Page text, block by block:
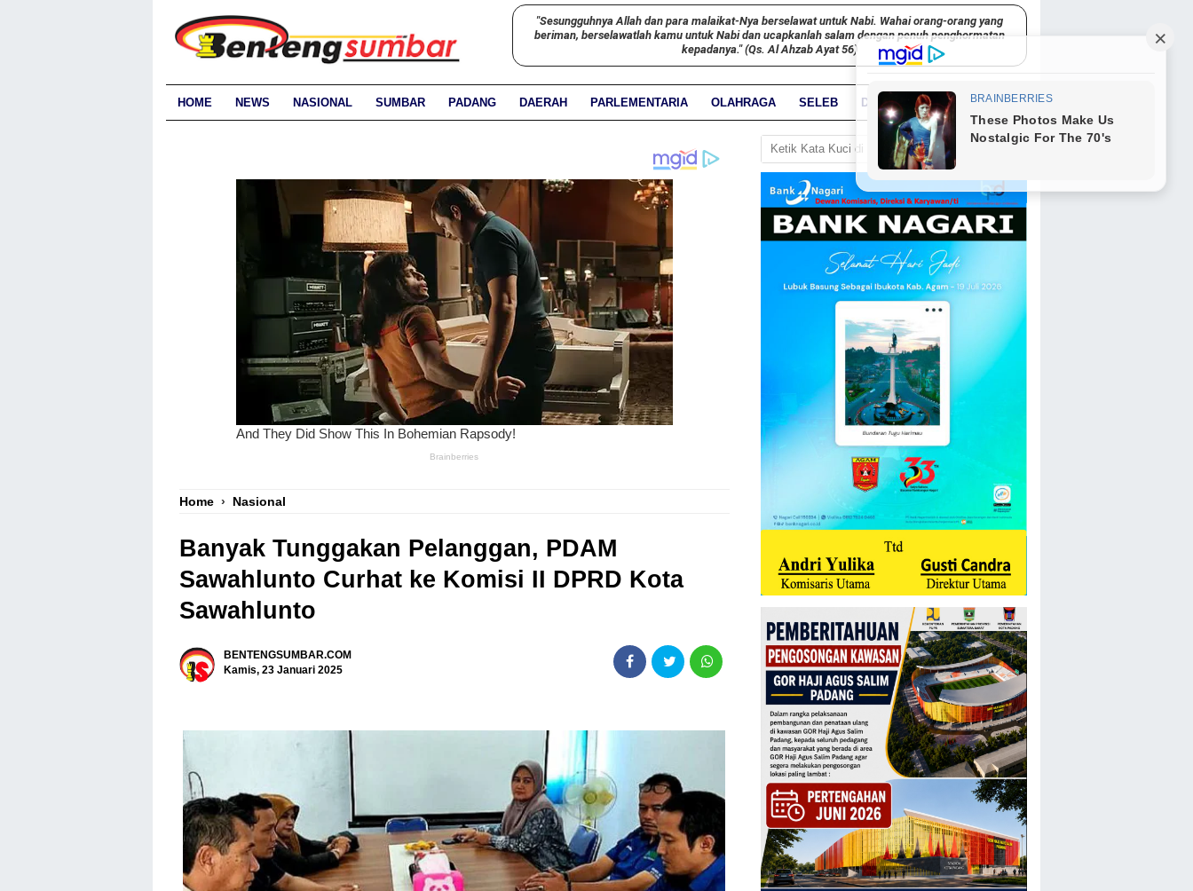
"Sesungguhnya Allah dan para malaikat-Nya berselawat untuk Nabi. Wahai orang-orang yang
beriman, berselawatlah kamu untuk Nabi dan ucapkanlah salam dengan penuh penghormatan
kepadanya." (Qs. Al Ahzab Ayat 56)
HOME NEWS NASIONAL SUMBAR PADANG DAERAH PARLEMENTARIA OLAHRAGA SELEB DUNIA PARIWARA
Home › Nasional
Banyak Tunggakan Pelanggan, PDAM
Sawahlunto Curhat ke Komisi II DPRD Kota
Sawahlunto
BENTENGSUMBAR.COM
Kamis, 23 Januari 2025